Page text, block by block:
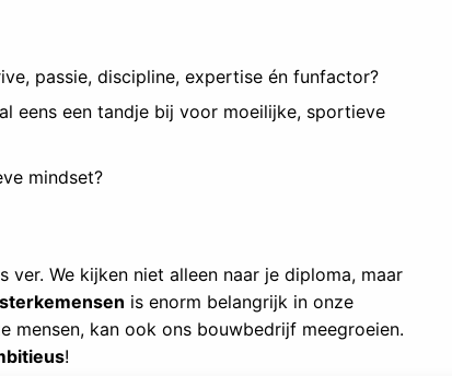
passie, discipline, expertise én funfactor?
eens een tandje bij voor moeilijke, sportieve
mindset?
We kijken niet alleen naar je diploma, maar
is enorm belangrijk in onze
mensen, kan ook ons bouwbedrijf meegroeien.
!